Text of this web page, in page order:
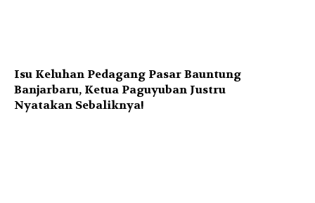
Isu Keluhan Pedagang Pasar Bauntung
Banjarbaru, Ketua Paguyuban Justru
Nyatakan Sebaliknya!